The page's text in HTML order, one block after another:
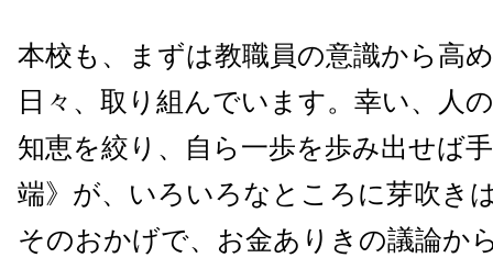
本校も、まずは教職員の意識から高
日々、取り組んでいます。幸い、人
知恵を絞り、自ら一歩を歩み出せば
端》が、いろいろなところに芽吹き
そのおかげで、お金ありきの議論か